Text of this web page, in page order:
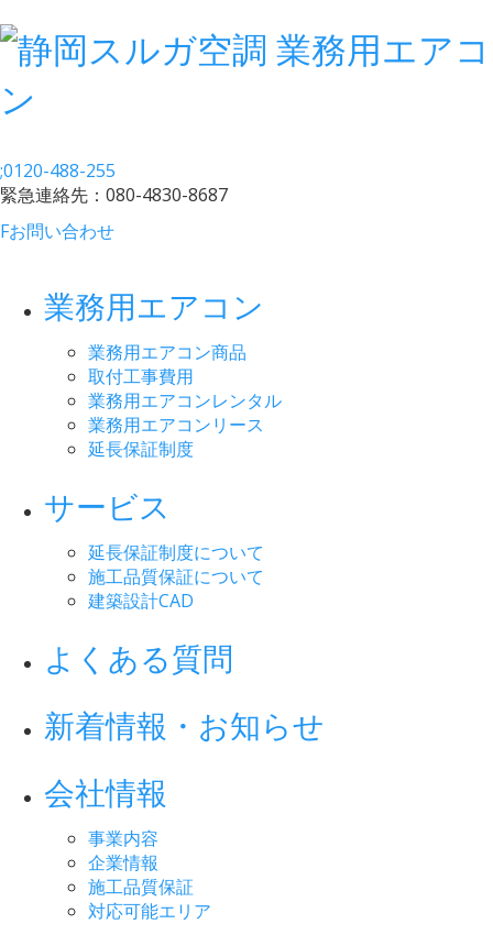
;0120-488-255
緊急連絡先： 080-4830-8687
Fお問い合わせ
業務用エアコン
業務用エアコン商品
取付工事費用
業務用エアコンレンタル
業務用エアコンリース
延長保証制度
サービス
延長保証制度について
施工品質保証について
建築設計CAD
よくある質問
新着情報・お知らせ
会社情報
事業内容
企業情報
施工品質保証
対応可能エリア